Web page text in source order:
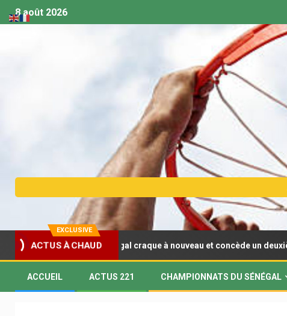
8 août 2026
EXCLUSIVE
ACTUS À CHAUD
(F) : Le Sénégal craque à nouveau et concède un deuxième revers
ACCUEIL ACTUS 221 CHAMPIONNATS DU SÉNÉGAL